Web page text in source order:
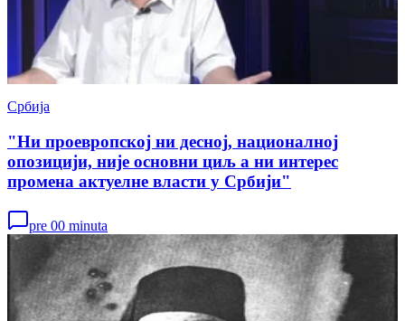
Србија
"Ни проевропској ни десној, националној
опозицији, није основни циљ а ни интерес
промена актуелне власти у Србији"
pre 00 minuta